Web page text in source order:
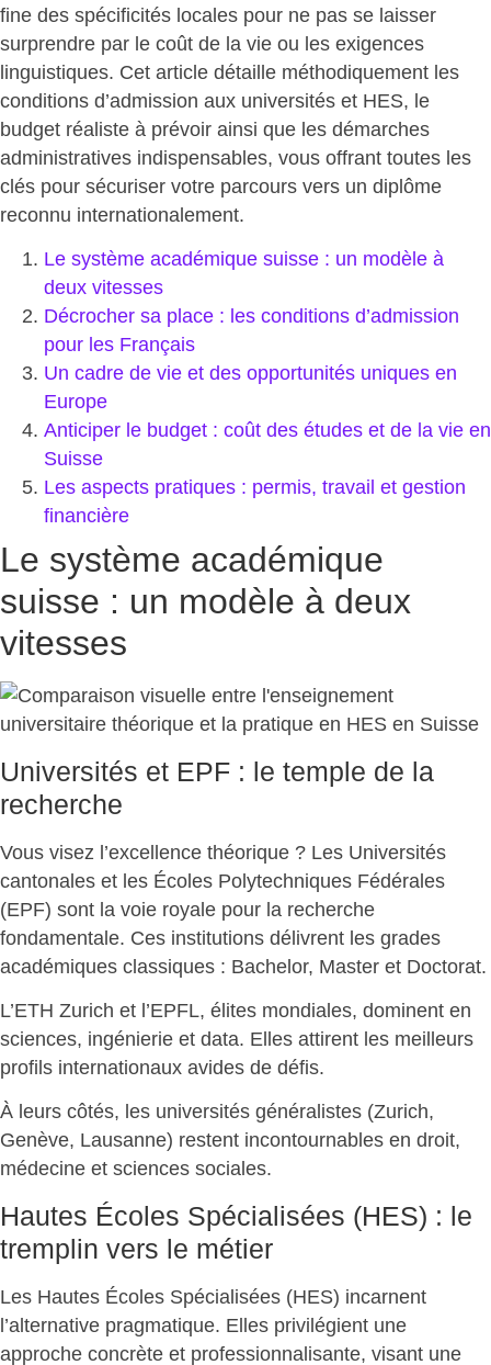
fine des spécificités locales pour ne pas se laisser
surprendre par le coût de la vie ou les exigences
linguistiques. Cet article détaille méthodiquement les
conditions d’admission aux universités et HES, le
budget réaliste à prévoir ainsi que les démarches
administratives indispensables, vous offrant toutes les
clés pour sécuriser votre parcours vers un diplôme
reconnu internationalement.
Le système académique suisse : un modèle à
deux vitesses
Décrocher sa place : les conditions d’admission
pour les Français
Un cadre de vie et des opportunités uniques en
Europe
Anticiper le budget : coût des études et de la vie en
Suisse
Les aspects pratiques : permis, travail et gestion
financière
Le système académique
suisse : un modèle à deux
vitesses
Universités et EPF : le temple de la
recherche
Vous visez l’excellence théorique ? Les Universités
cantonales et les Écoles Polytechniques Fédérales
(EPF) sont la voie royale pour la recherche
fondamentale. Ces institutions délivrent les grades
académiques classiques : Bachelor, Master et Doctorat.
L’ETH Zurich et l’EPFL, élites mondiales, dominent en
sciences, ingénierie et data. Elles attirent les meilleurs
profils internationaux avides de défis.
À leurs côtés, les universités généralistes (Zurich,
Genève, Lausanne) restent incontournables en droit,
médecine et sciences sociales.
Hautes Écoles Spécialisées (HES) : le
tremplin vers le métier
Les Hautes Écoles Spécialisées (HES) incarnent
l’alternative pragmatique. Elles privilégient une
approche concrète et professionnalisante, visant une